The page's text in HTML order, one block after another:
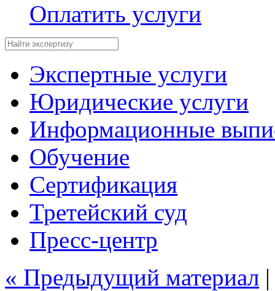
Оплатить услуги
Экспертные услуги
Юридические услуги
Информационные
Обучение
Сертификация
Третейский суд
Пресс-центр
« Предыдущий материал